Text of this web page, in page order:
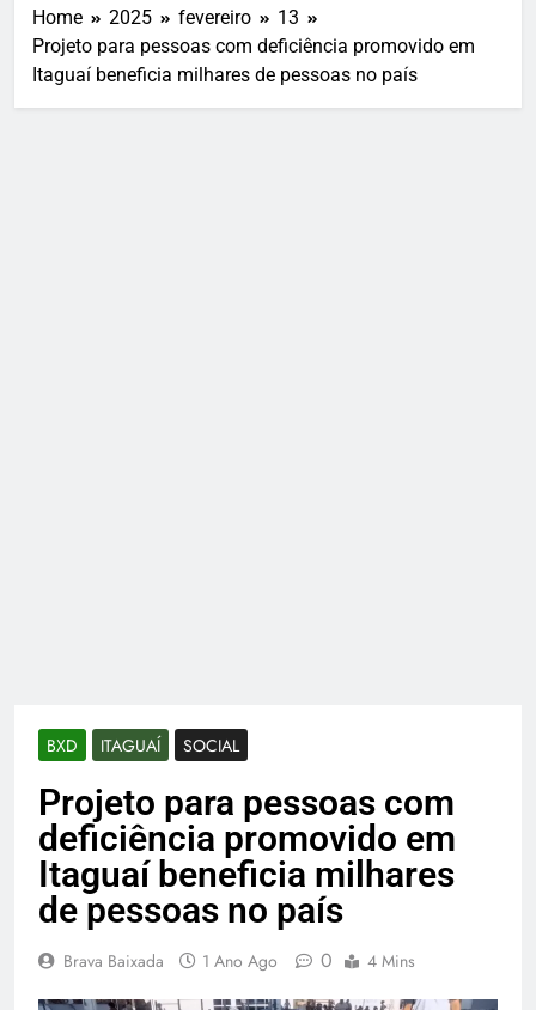
Home 2025 fevereiro
13
Projeto para pessoas com deficiência promovido em
Itaguaí beneficia milhares de pessoas no país
BXD ITAGUAÍ SOCIAL
Projeto para pessoas com
deficiência promovido em
Itaguaí beneficia milhares
de pessoas no país
Brava Baixada 1 Ano Ago 0 4 Mins